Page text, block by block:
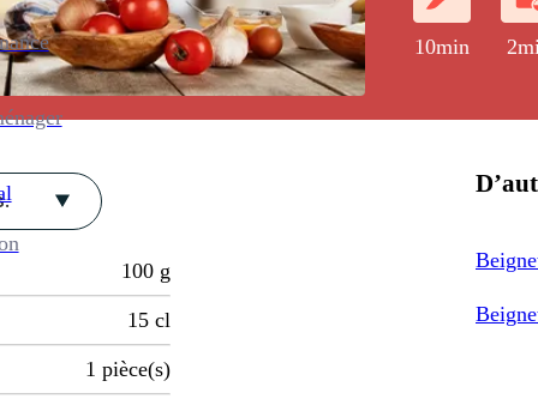
10min
100 g
15 cl
1 pièce(s)